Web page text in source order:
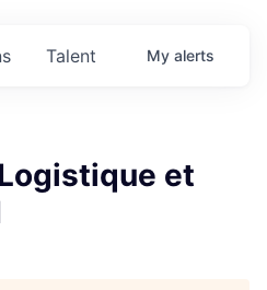
Talent My alerts
et